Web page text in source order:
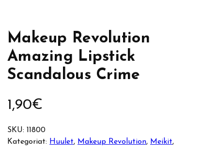
Makeup Revolution
Amazing Lipstick
Scandalous Crime
1,90€
SKU: 11800
Kategoriat: Huulet, Makeup Revolution, Meikit